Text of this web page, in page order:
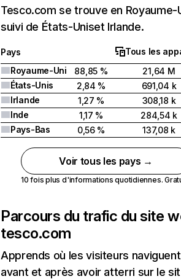
Tesco.com se trouve en Royaume-
suivi de États-Uniset Irlande.
Pays
Tous les
Royaume-Uni
88,85 %
21,64 M
États-Unis
2,84 %
691,04 k
Irlande
1,27 %
308,18 k
Inde
1,17 %
284,54 k
Pays-Bas
0,56 % 137,08 k
Voir tous les pays →
10 fois plus d'informations quotidiennes.
Parcours du trafic du site
tesco.com
Apprends où les visiteurs naviguent
avant et après avoir atterri sur le